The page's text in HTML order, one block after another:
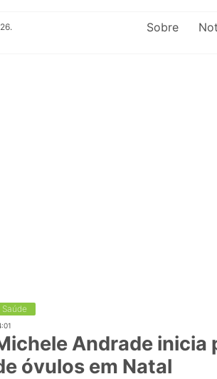
Sobre
Saúde
Andrade inicia
óvulos em Natal